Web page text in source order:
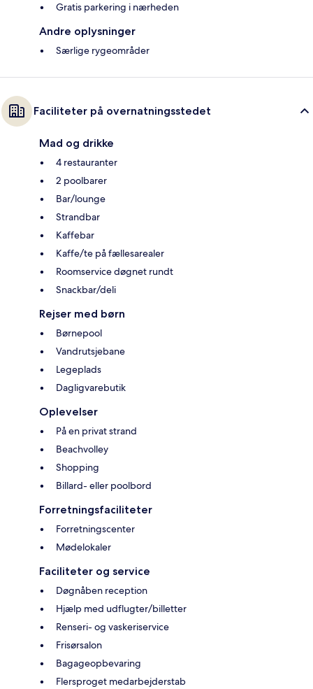
Gratis parkering i nærheden
Andre oplysninger
Særlige rygeområder
Faciliteter på overnatningsstedet
Mad og drikke
4 restauranter
2 poolbarer
Bar/lounge
Strandbar
Kaffebar
Kaffe/te på fællesarealer
Roomservice døgnet rundt
Snackbar/deli
Rejser med børn
Børnepool
Vandrutsjebane
Legeplads
Dagligvarebutik
Oplevelser
På en privat strand
Beachvolley
Shopping
Billard- eller poolbord
Forretningsfaciliteter
Forretningscenter
Mødelokaler
Faciliteter og service
Døgnåben reception
Hjælp med udflugter/billetter
Renseri- og vaskeriservice
Frisørsalon
Bagageopbevaring
Flersproget medarbejderstab